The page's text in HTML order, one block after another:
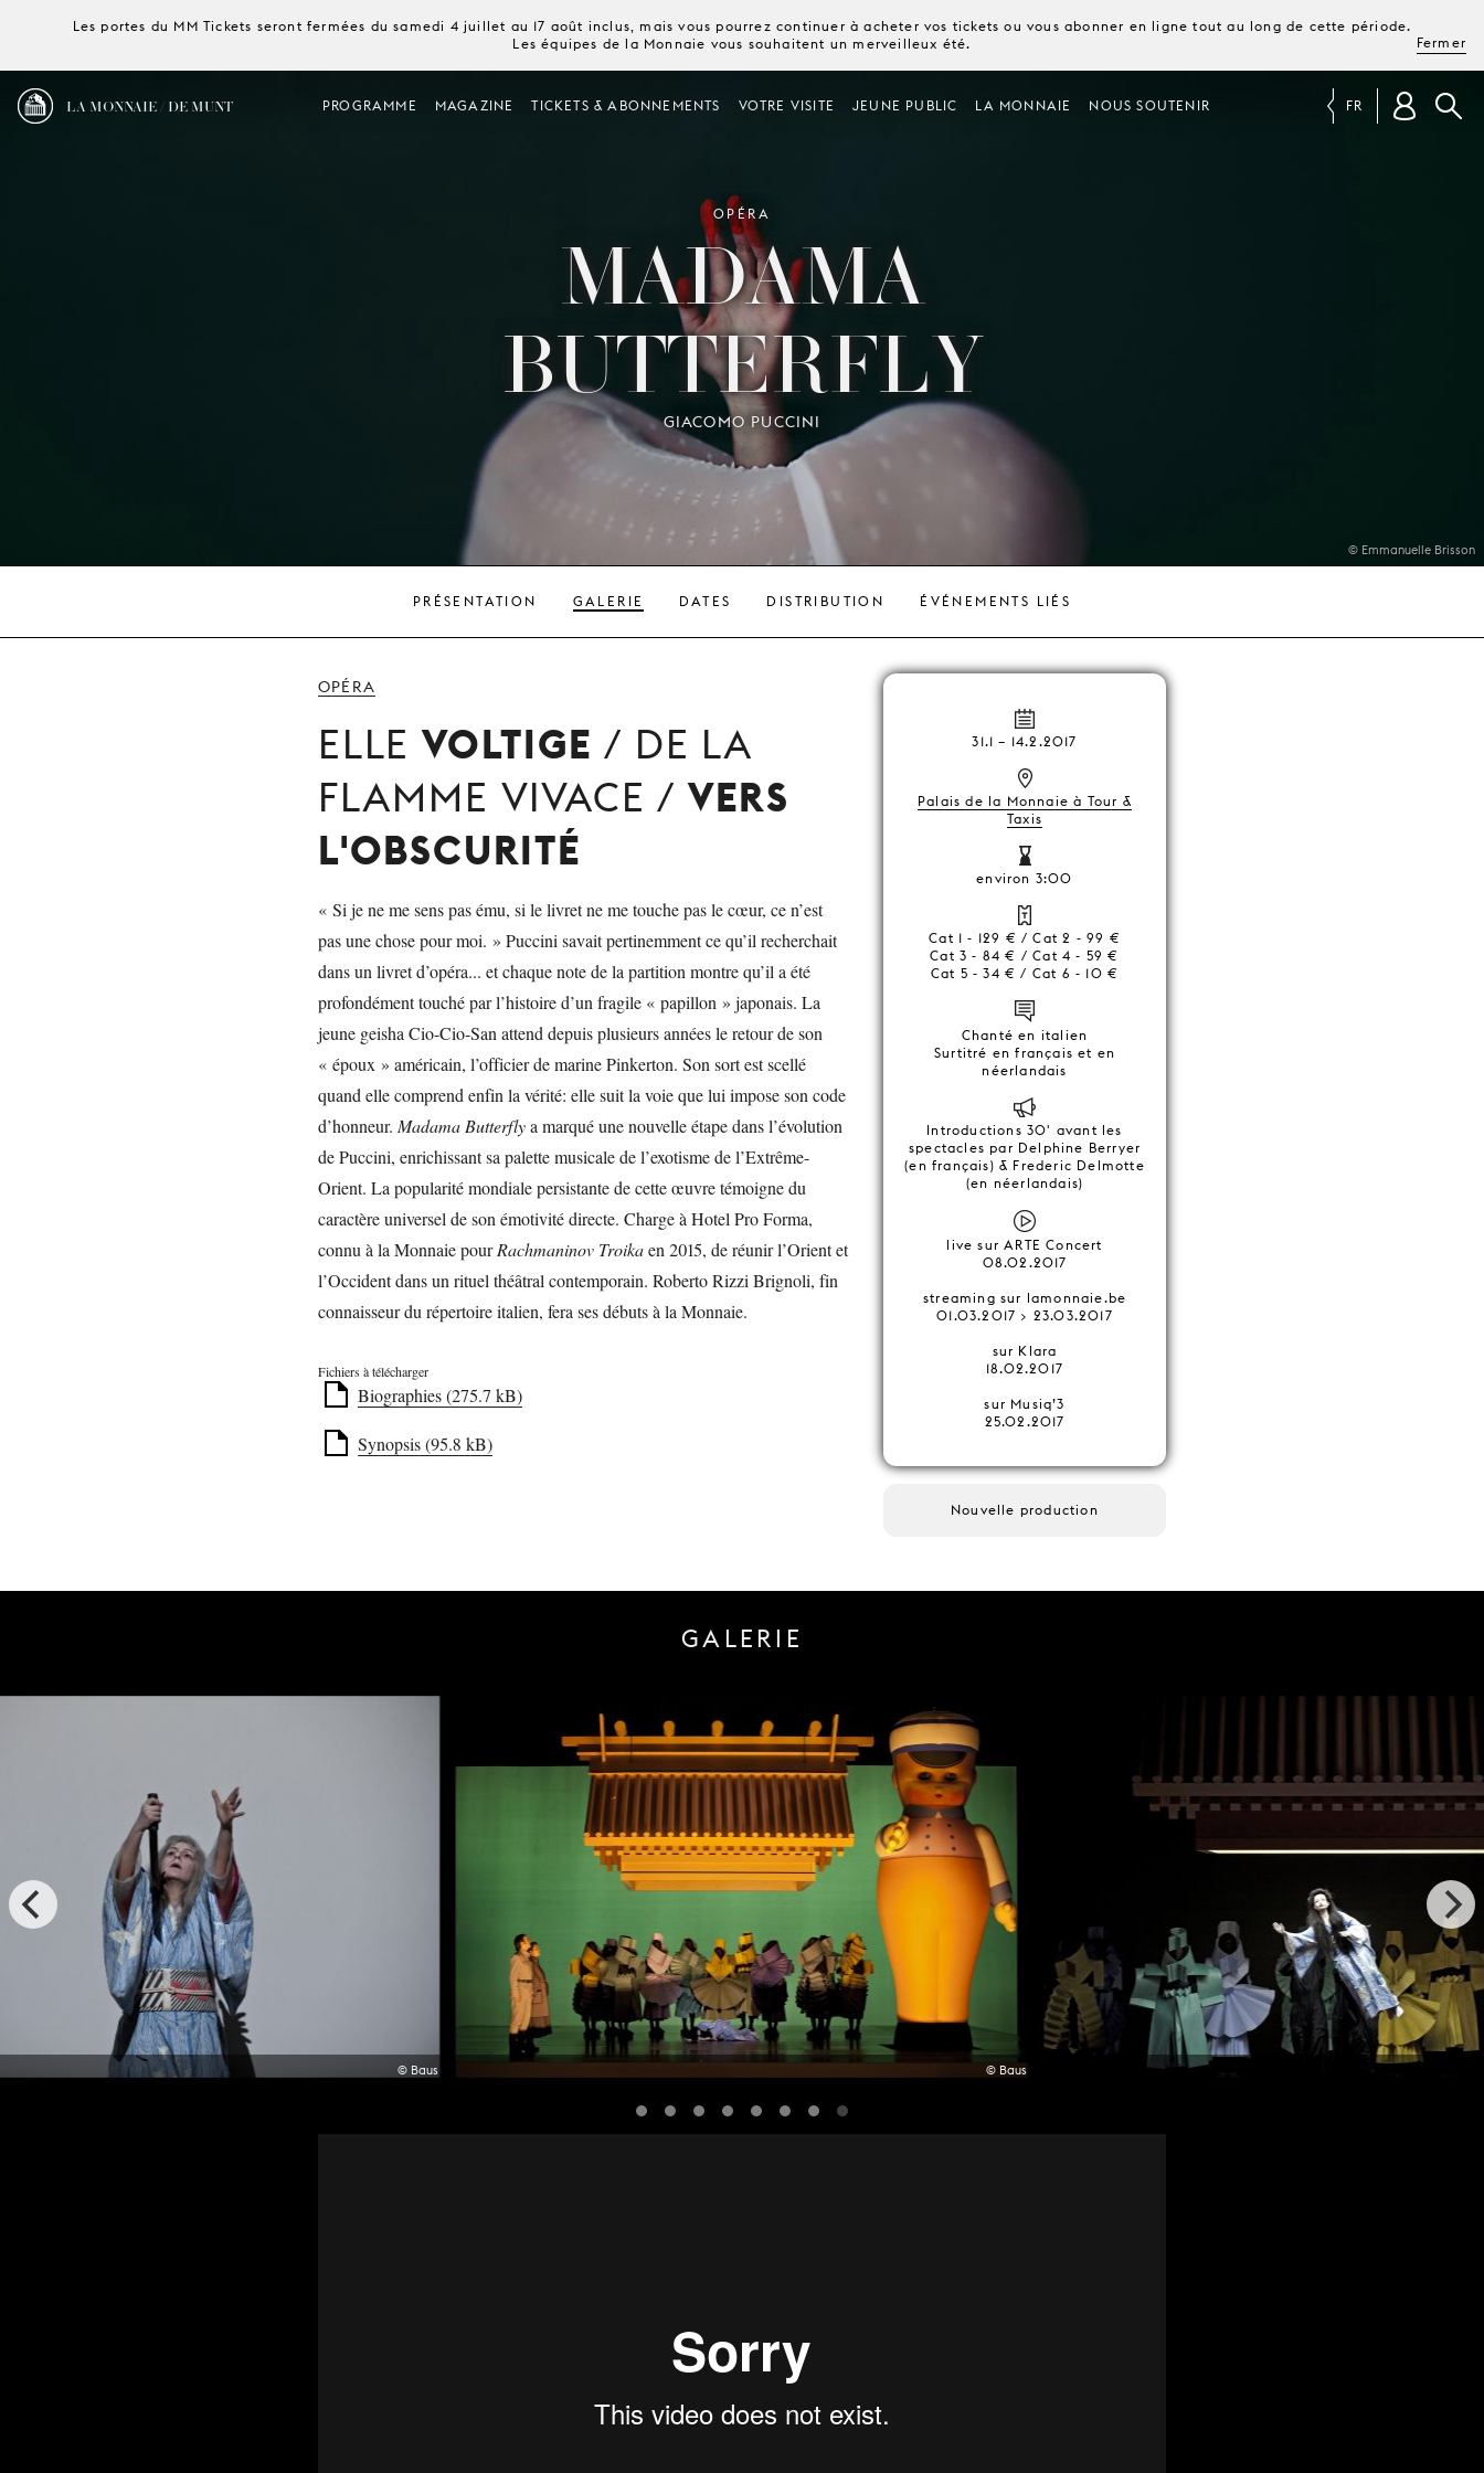
Les portes du MM Tickets seront fermées du samedi 4 juillet au 17 août inclus, mais vous pourrez continuer à acheter vos tickets ou vous abonner en ligne tout au long de cette période.
Les équipes de la Monnaie vous souhaitent un merveilleux été.
Fermer
LA MONNAIE / DE MUNT PROGRAMME MAGAZINE TICKETS & ABONNEMENTS VOTRE VISITE JEUNE PUBLIC LA MONNAIE NOUS SOUTENIR FR
© Emmanuelle Brisson
OPÉRA
MADAMA
BUTTERFLY
GIACOMO PUCCINI
PRÉSENTATION GALERIE DATES DISTRIBUTION ÉVÉNEMENTS LIÉS
OPÉRA
ELLEVOLTIGE / DE LA
FLAMME VIVACE /VERS
L'OBSCURITÉ
« Si je ne me sens pas ému, si le livret ne me touche pas le cœur, ce n’est
pas une chose pour moi. » Puccini savait pertinemment ce qu’il recherchait
dans un livret d’opéra... et chaque note de la partition montre qu’il a été
profondément touché par l’histoire d’un fragile « papillon » japonais. La
jeune geisha Cio-Cio-San attend depuis plusieurs années le retour de son
« époux » américain, l’officier de marine Pinkerton. Son sort est scellé
quand elle comprend enfin la vérité: elle suit la voie que lui impose son code
d’honneur. Madama Butterflya marqué une nouvelle étape dans l’évolution
de Puccini, enrichissant sa palette musicale de l’exotisme de l’Extrême-
Orient. La popularité mondiale persistante de cette œuvre témoigne du
caractère universel de son émotivité directe. Charge à Hotel Pro Forma,
connu à la Monnaie pourRachmaninov Troikaen 2015, de réunir l’Orient et
l’Occident dans un rituel théâtral contemporain. Roberto Rizzi Brignoli, fin
connaisseur du répertoire italien, fera ses débuts à la Monnaie.
Fichiers à télécharger
Biographies (275.7 kB)
Synopsis (95.8 kB)
31.1 – 14.2.2017
Palais de la Monnaie à Tour &
Taxis
environ 3:00
Cat 1 - 129 € / Cat 2 - 99 €
Cat 3 - 84 € / Cat 4 - 59 €
Cat 5 - 34 € / Cat 6 - 10 €
Chanté en italien
Surtitré en français et en
néerlandais
Introductions 30' avant les
spectacles par Delphine Berryer
(en français) & Frederic Delmotte
(en néerlandais)
live sur ARTE Concert
08.02.2017
streaming sur lamonnaie.be
01.03.2017 > 23.03.2017
sur Klara
18.02.2017
sur Musiq’3
25.02.2017
Nouvelle production
GALERIE
© Baus © Baus